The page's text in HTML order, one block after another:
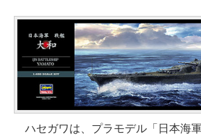
ハセガワは、プラモデル「日本海